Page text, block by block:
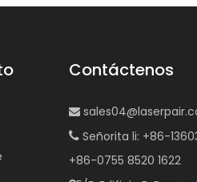
Contáctenos

 Señorita li: +86-
+86-0755 8520 1622